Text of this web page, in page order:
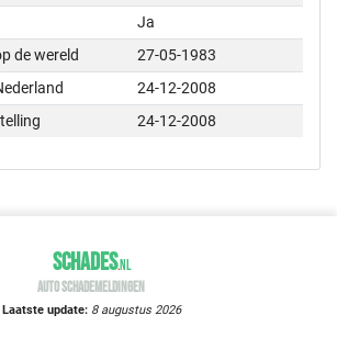
Ja
de wereld
27-05-1983
24-12-2008
24-12-2008
SCHADES.NL
AUTO SCHADEMELDINGEN
Laatste update: 8 augustus 2026